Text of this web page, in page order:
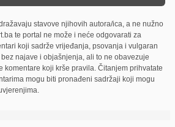
stavove njihovih autora/ica, a ne nužno
te portal ne može i neće odgovarati za
koji sadrže vrijeđanja, psovanja i vulgaran
najave i objašnjenja, ali to ne obavezuje
komentare koji krše pravila. Čitanjem prihvatate
mogu biti pronađeni sadržaji koji mogu